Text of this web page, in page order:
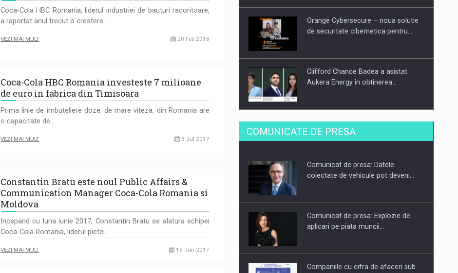
Coca-Cola HBC Romania, liderul industriei de bauturi racoritoare,
a raportat anul trecut o crestere…
VEZI MAI MULT 20 Feb 2018
Coca-Cola HBC Romania investeste 7 milioane
de euro in fabrica din Timisoara
Prima linie de imbuteliere doze, de mare viteza, din Romania are
o capacitate de…
VEZI MAI MULT 3 Jul 2017
Constantin Bratu este noul Public Affairs &
Communication Manager Coca-Cola Romania si
Moldova
Incepand cu luna iunie 2017, Constantin Bratu se alatura echipei
Coca-Cola Romania, liderul pietei…
VEZI MAI MULT 15 Jun 2017
Orange Cybersecure – noua solutie
de securitate cibernetica pentru…
Clifford Chance Badea a asistat
Aukera Energy in obtinerea…
SAPTE PERSONALITATI DIN MEDIUL
DE AFACERI, ACADEMIC SI
Hard Enduro Piatra Craiului 2026,
COMUNICATE DE PRESA
Comunicat de presa: Datele
colectate de vehicule pot deveni…
Comunicat de presa: Explozie de
aplicari pe piata muncii…
Companiile cu cifra de afaceri sub